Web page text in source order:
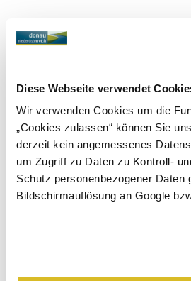
Diese Webseite verwendet
Wir verwenden Cookies um die
„Cookies zulassen“ können Sie
derzeit kein angemessenes
um Zugriff zu Daten zu Kontroll-
Schutz personenbezogener
Bildschirmauflösung an Google